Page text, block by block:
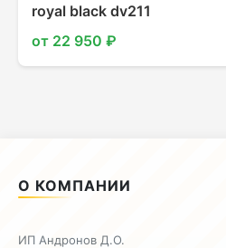
royal black dv211
от 22 950 ₽
О КОМПАНИИ
ИП Андронов Д.О.